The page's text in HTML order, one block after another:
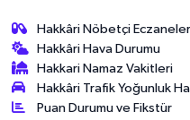
Hakkâri Nöbetçi Eczaneler
Hakkâri Hava Durumu
Hakkari Namaz Vakitleri
Hakkâri Trafik Yoğunluk
Puan Durumu ve Fikstür